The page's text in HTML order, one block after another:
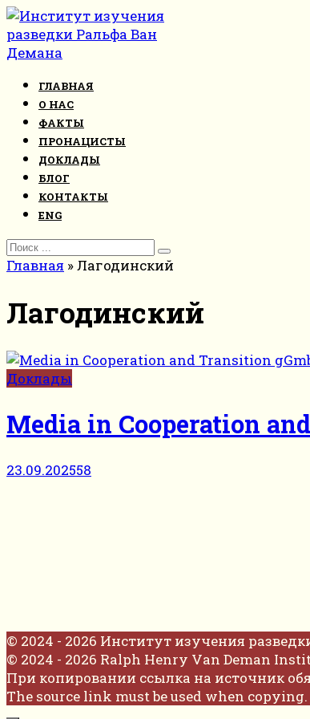
Перейти
к
контенту
ГЛАВНАЯ
О НАС
ФАКТЫ
ПРОНАЦИСТЫ
ДОКЛАДЫ
БЛОГ
КОНТАКТЫ
ENG
Search
for:
Главная »Лагодинский
Лагодинский
Доклады
Media in Cooperation
23.09.202558
© 2024 - 2026 Институт изучения
© 2024 - 2026 Ralph Henry Van Deman
При копировании ссылка на источник
The source link must be used when copying.